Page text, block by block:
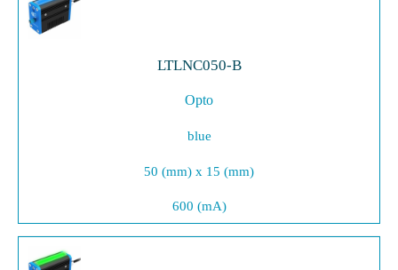
LTLNC050-B
Opto
blue
50 (mm) x 15 (mm)
600 (mA)